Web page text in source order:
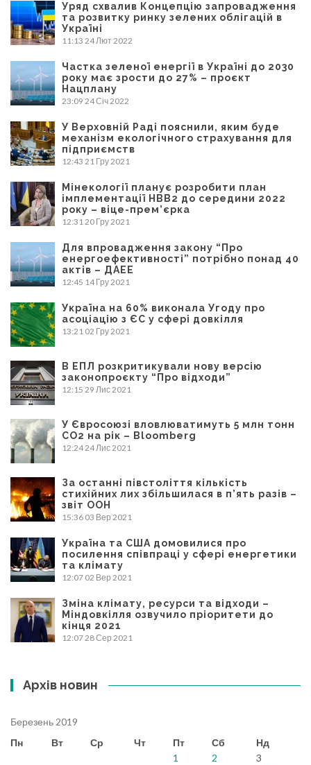
Уряд схвалив Концепцію запровадження
та розвитку ринку зелених облігацій в
Україні
11:13 24 Лют 2022
Частка зеленої енергії в Україні до 2030
року має зрости до 27% – проєкт
Нацплану
23:09 24 Січ 2022
У Верховній Раді пояснили, яким буде
механізм екологічного страхування для
підприємств
12:43 21 Гру 2021
Мінекології планує розробити план
імплементації НВВ2 до середини 2022
року – віце-прем’єрка
12:3120 Гру 2021
Для впровадження закону “Про
енергоефективності” потрібно понад 40
актів – ДАЕЕ
12:45 14 Гру 2021
Україна на 60% виконала Угоду про
асоціацію з ЄС у сфері довкілля
13:21 02 Гру 2021
В ЕПЛ розкритикували нову версію
законопроєкту “Про відходи”
12:15 29 Лис 2021
У Євросоюзі вловлюватимуть 5 млн тонн
CO2 на рік – Bloomberg
12:2424 Лис 2021
За останні півстоліття кількість
стихійних лих збільшилася в п’ять разів –
звіт ООН
15:36 03 Вер 2021
Україна та США домовилися про
посилення співпраці у сфері енергетики
та клімату
12:07 02 Вер 2021
Зміна клімату, ресурси та відходи –
Міндовкілля озвучило пріоритети до
кінця 2021
12:0728 Сер 2021
Архів новин
Березень 2019
Пн
Вт Ср Чт Пт Сб
Нд
1
2
3